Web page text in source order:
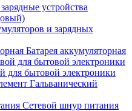
устройства
и зарядных
Батарея аккумуляторная
для бытовой электроники
Гальванический
Сетевой шнур питания